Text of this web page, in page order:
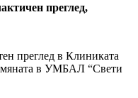
преглед,
преглед в Клиниката
в УМБАЛ “Свети